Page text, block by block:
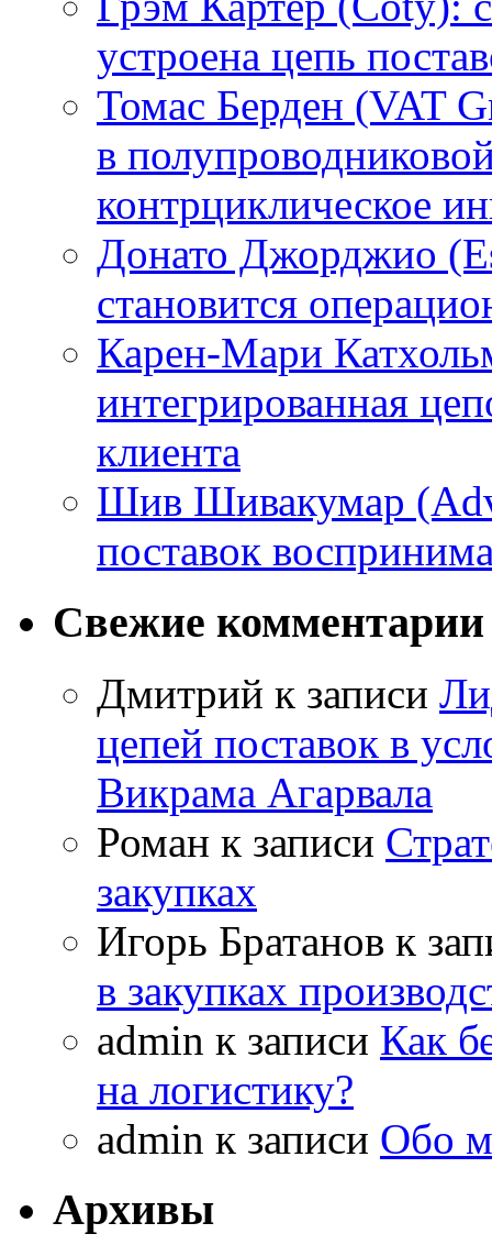
устроена цепь
Томас Берден (VAT
в
контрциклическое
Донато Джорджио
становится
Карен-Мари
интегрированная
клиента
Шив Шивакумар
поставок
Свежие комментарии
Дмитрий к записи
цепей поставок в
Викрама Агарвала
Роман к записи
закупках
Игорь Братанов к
в закупках
admin к записи Как
на логистику?
admin к записи Обо
Архивы